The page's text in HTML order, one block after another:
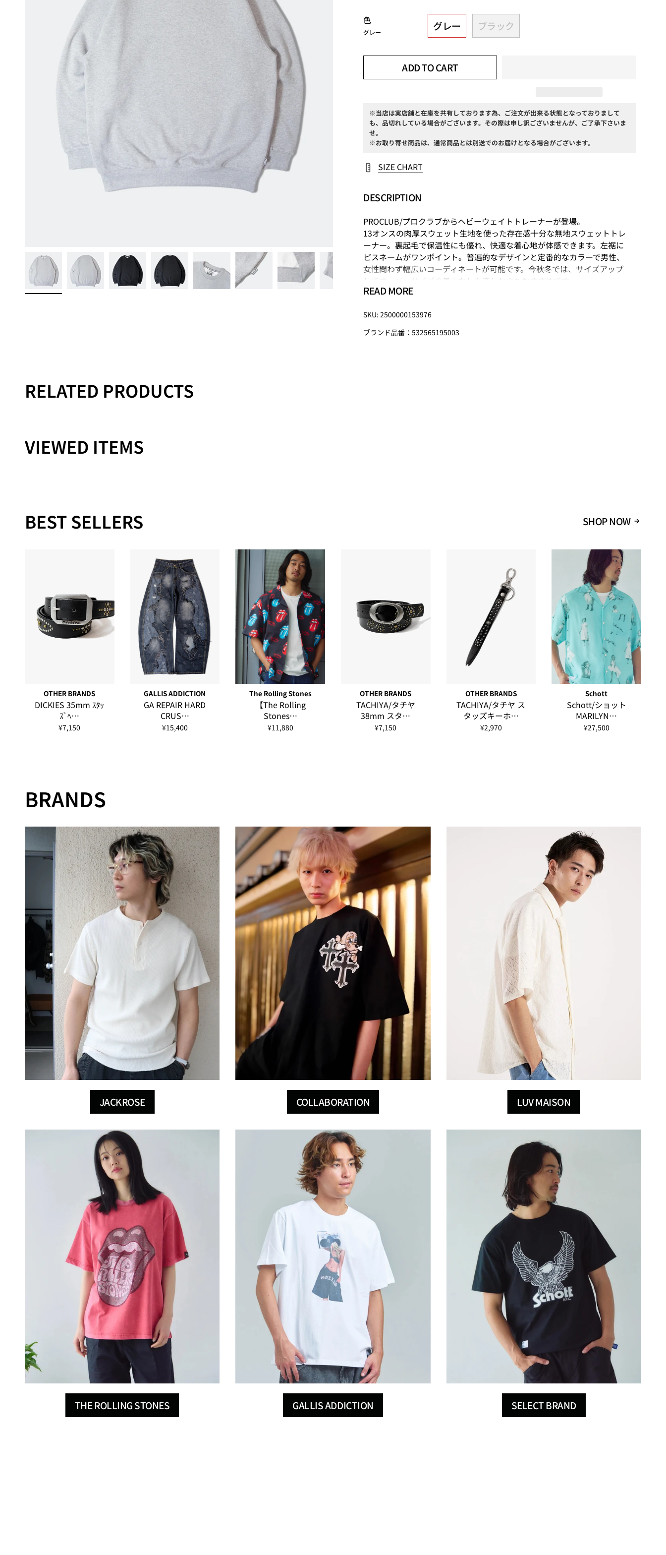
色
グレー グレー ブラック
ADD TO CART
※当店は実店舗と在庫を共有しております為、ご注文が出来る状態となっておりまして
も、品切れしている場合がございます。その際は申し訳ございませんが、ご了承下さいま
せ。
※お取り寄せ商品は、通常商品とは別送でのお届けとなる場合がございます。
SIZE CHART
DESCRIPTION
PROCLUB/プロクラブからヘビーウェイトトレーナーが登場。
13オンスの肉厚スウェット生地を使った存在感十分な無地スウェットトレ
ーナー。裏起毛で保温性にも優れ、快適な着心地が体感できます。左裾に
ピスネームがワンポイント。普遍的なデザインと定番的なカラーで男性、
女性問わず幅広いコーディネートが可能です。今秋冬では、サイズアップ
してオーバーサイズの着こなしを楽しむのもおすすめです。
1986年に､アメリカ ロサンゼルスで誕生。多くの人々が愛用する無地のヘ
ビーウェイトTシャツは､アーティストやアスリートなどからも多数の支持
を受け、無地の王道ブランドとしての地位を確立。スポーツウェアとして
READ MORE
SKU: 2500000153976
ブランド品番：532565195003
RELATED PRODUCTS
VIEWED ITEMS
BEST SELLERS SHOP NOW
OTHER BRANDS
DICKIES 35mm ｽﾀｯ
ｽﾞﾍ…
¥7,150
GALLIS ADDICTION
GA REPAIR HARD
CRUS…
¥15,400
The Rolling Stones
【The Rolling
Stones…
¥11,880
OTHER BRANDS
TACHIYA/タチヤ
38mm スタ…
¥7,150
OTHER BRANDS
TACHIYA/タチヤ ス
タッズキーホ…
¥2,970
Schott
Schott/ショット
MARILYN…
¥27,500
BRANDS
JACKROSE COLLABORATION LUV MAISON
THE ROLLING STONES GALLIS ADDICTION SELECT BRAND